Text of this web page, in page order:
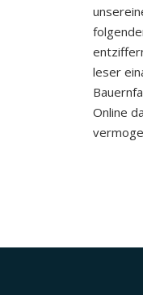
leser
Online